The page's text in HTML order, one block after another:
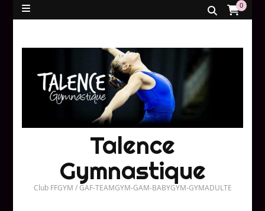
0
Talence
Gymnastique
Club FFGYM / GAF-TEAMGYM-GAM-BABYGYM-GYMADULTE